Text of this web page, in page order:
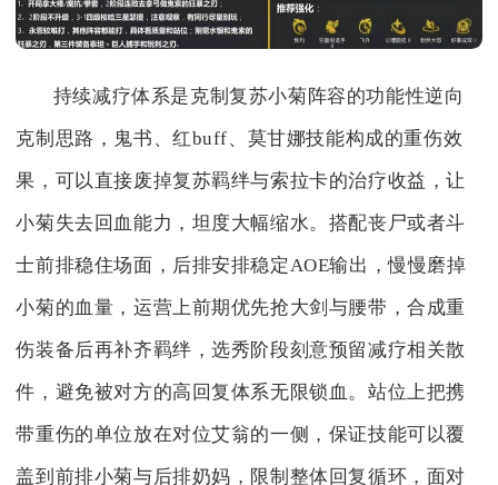
持续减疗体系是克制复苏小菊阵容的功能性逆向
克制思路，鬼书、红buff、莫甘娜技能构成的重伤效
果，可以直接废掉复苏羁绊与索拉卡的治疗收益，让
小菊失去回血能力，坦度大幅缩水。搭配丧尸或者斗
士前排稳住场面，后排安排稳定AOE输出，慢慢磨掉
小菊的血量，运营上前期优先抢大剑与腰带，合成重
伤装备后再补齐羁绊，选秀阶段刻意预留减疗相关散
件，避免被对方的高回复体系无限锁血。站位上把携
带重伤的单位放在对位艾翁的一侧，保证技能可以覆
盖到前排小菊与后排奶妈，限制整体回复循环，面对